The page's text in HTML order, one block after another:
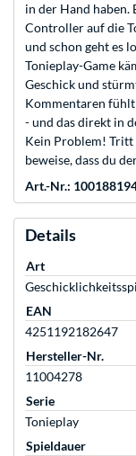
in der Hand haben.
Controller auf die
und schon geht es
Tonieplay-Game
Geschick und
Kommentaren fühlt
- und das direkt in
Kein Problem! Tritt
beweise, dass du
Art.-Nr.:
Details
Art
EAN
4251192182647
Hersteller-Nr.
11004278
Serie
Tonieplay
Spieldauer